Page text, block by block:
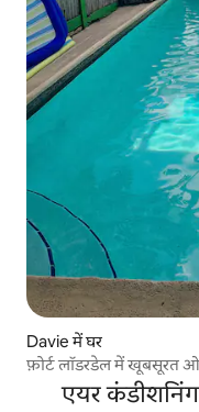
Davie में घर
फ़ोर्ट लॉडरडेल में खूबसूरत
एयर